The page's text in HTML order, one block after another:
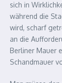
sich in
während die
wird, scharf
an die
Berliner Mauer
Schandmauer